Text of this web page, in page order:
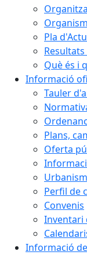
Pla
Què és i
Informació
Tauler
Plans,
Oferta
Perfil de
Convenis
Inventari
Informació